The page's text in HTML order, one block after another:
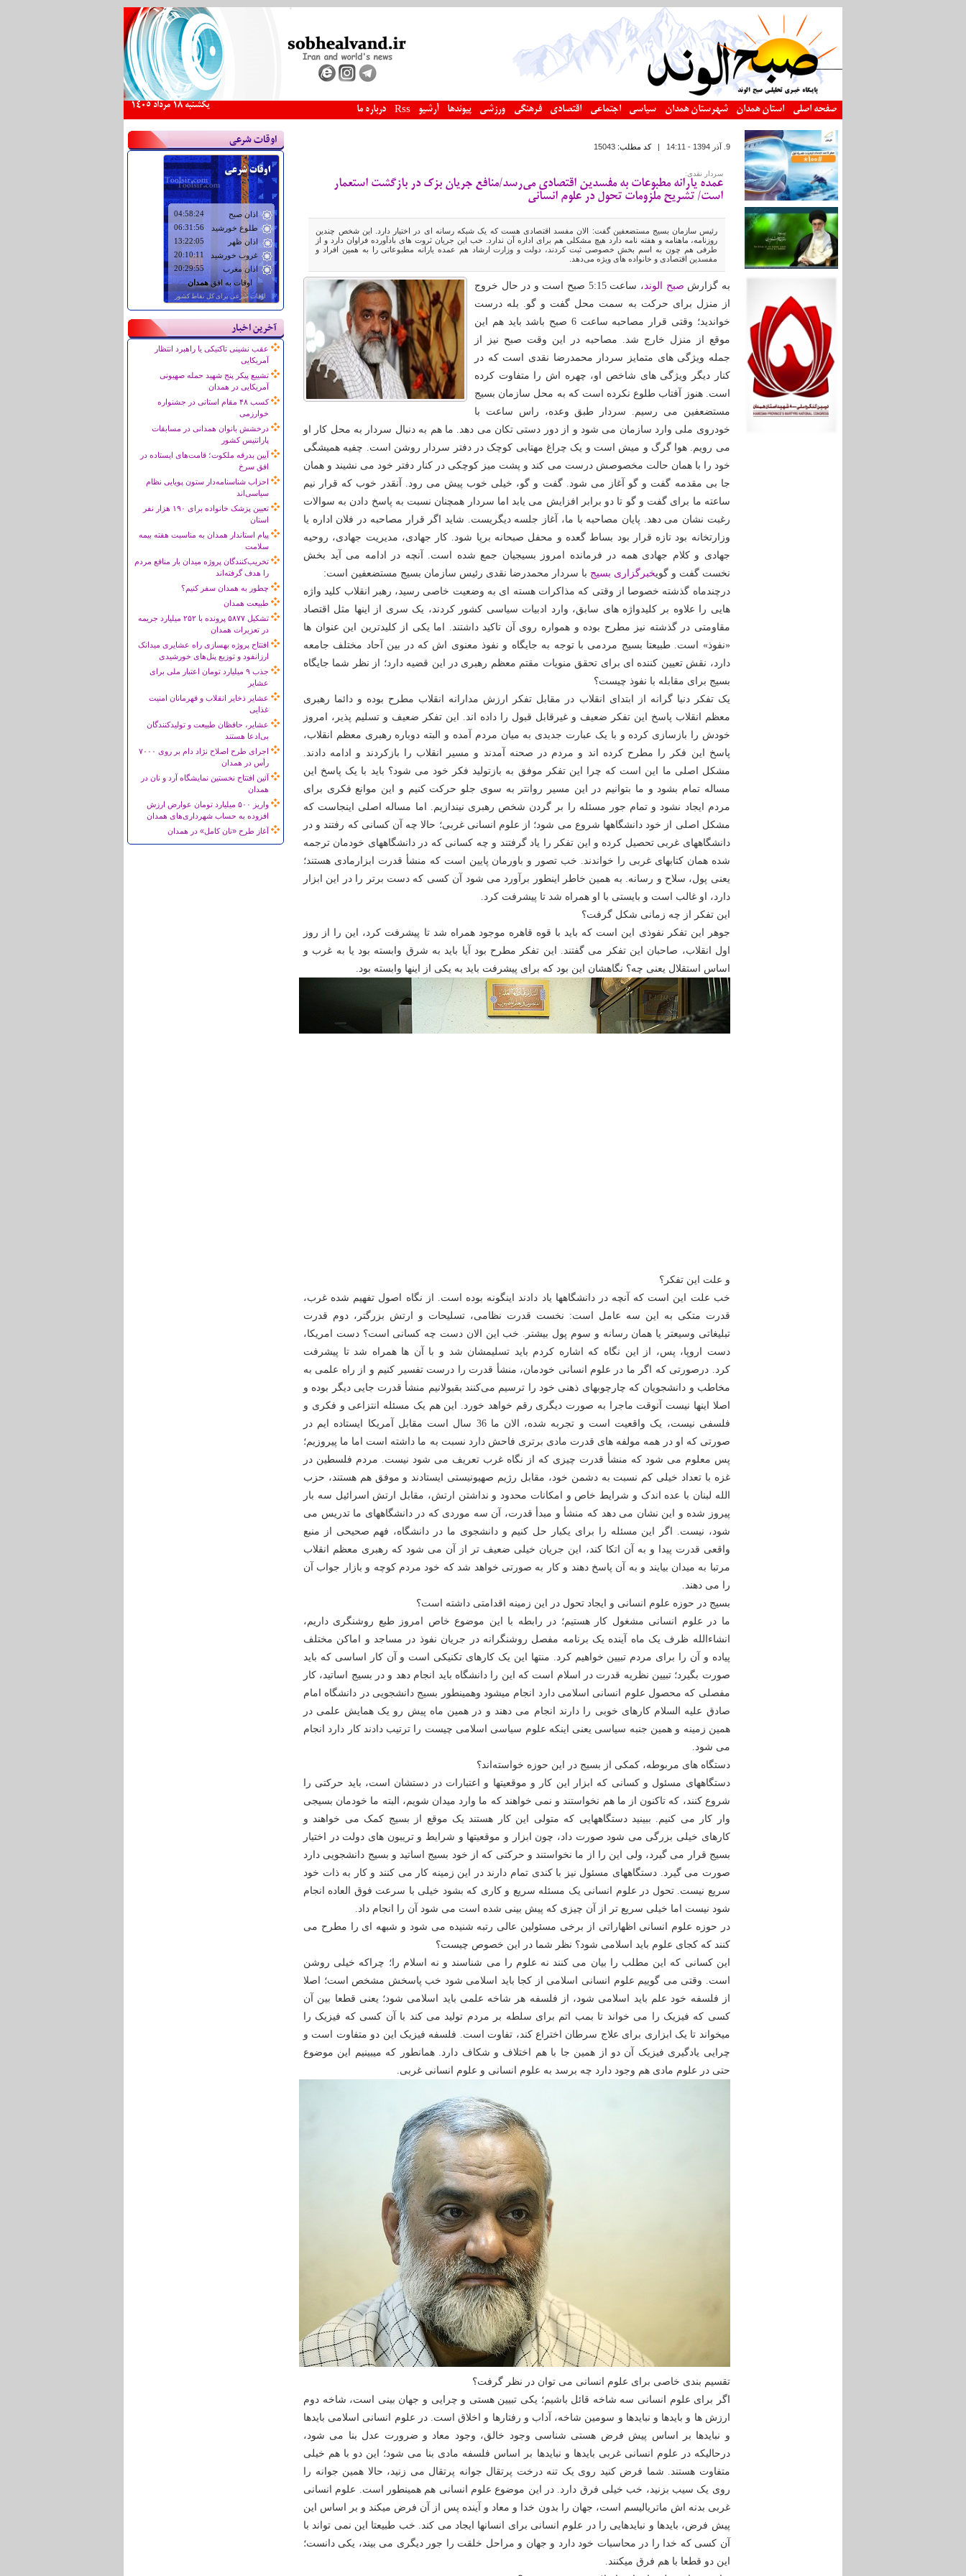
صفحه اصلی استان همدان شهرستان همدان سیاسی اجتماعی اقتصادی فرهنگی ورزشی پیوندها آرشیو Rss درباره ما يكشنبه 18 مرداد 1405
اوقات شرعی
آخرین اخبار
عقب نشینی تاکتیکی یا راهبرد انتظار
آمریکایی
تشییع پیکر پنج شهید حمله صهیونی
آمریکایی در همدان
کسب ۴۸ مقام استانی در جشنواره
خوارزمی
درخشش بانوان همدانی در مسابقات
پاراتنیس کشور
آیین بدرقه ملکوت؛ قامت‌های ایستاده در
افق سرخ
احزاب شناسنامه‌دار ستون پویایی نظام
سیاسی‌اند
تعیین پزشک خانواده برای ۱۹۰ هزار نفر
استان
پیام استاندار همدان به مناسبت هفته بیمه
سلامت
تخریب‌کنندگان پروژه میدان بار منافع مردم
را هدف گرفته‌اند
چطور به همدان سفر کنیم؟
طبیعت همدان
تشکیل ۵۸۷۷ پرونده با ۲۵۲ میلیارد جریمه
در تعزیرات همدان
افتتاح پروژه بهسازی راه عشایری میدانک
ارزانفود و توزیع پنل‌های خورشیدی
جذب ۹ میلیارد تومان اعتبار ملی برای
عشایر
عشایر ذخایر انقلاب و قهرمانان امنیت
غذایی
عشایر، حافظان طبیعت و تولیدکنندگان
بی‌ادعا هستند
اجرای طرح اصلاح نژاد دام بر روی ۷۰۰۰
رأس در همدان
آئین افتتاح نخستین نمایشگاه آرد و نان در
همدان
واریز ۵۰۰ میلیارد تومان عوارض ارزش
افزوده به حساب شهرداری‌های همدان
آغاز طرح «نان کامل» در همدان
9. آذر 1394 - 14:11 |کد مطلب:15043
سردار نقدی:
عمده یارانه مطبوعات به مفسدین اقتصادی می‌رسد/منافع جریان بزک در بازگشت استعمار
است/ تشریح ملزومات تحول در علوم انسانی
رئیس سازمان بسیج مستضعفین گفت: الان مفسد اقتصادی هست که یک شبکه رسانه ای در اختیار دارد. این شخص چندین
روزنامه، ماهنامه و هفته نامه دارد هیچ مشکلی هم برای اداره آن ندارد. خب این جریان ثروت های بادآورده فراوان دارد و از
طرفی هم چون به اسم بخش خصوصی ثبت کردند، دولت و وزارت ارشاد هم عمده یارانه مطبوعاتی را به همین افراد و
مفسدین اقتصادی و خانواده های ویژه می‌دهد.
به گزارش صبح الوند ،
ساعت 5:15 صبح است و در حال خروج
از منزل برای حرکت به سمت محل گفت و گو. بله درست
خواندید؛ وقتی قرار مصاحبه ساعت 6 صبح باشد باید هم این
موقع از منزل خارج شد. مصاحبه در این وقت صبح نیز از
جمله ویژگی های متمایز سردار محمدرضا نقدی است که در
کنار دیگر ویژگی های شاخص او، چهره اش را متفاوت کرده
است. هنوز آفتاب طلوع نکرده است که به محل سازمان بسیج
مستضعفین می رسیم. سردار طبق وعده، راس ساعت با
خودروی ملی وارد سازمان می شود و از دور دستی تکان می دهد. ما هم به دنبال سردار به محل کار او
می رویم. هوا گرگ و میش است و یک چراغ مهتابی کوچک در دفتر سردار روشن است. چفیه همیشگی
خود را با همان حالت مخصوصش درست می کند و پشت میز کوچکی در کنار دفتر خود می نشیند و همان
جا بی مقدمه گفت و گو آغاز می شود. گفت و گو، خیلی خوب پیش می رود. آنقدر خوب که قرار نیم
ساعته ما برای گفت و گو تا دو برابر افزایش می یابد اما سردار همچنان نسبت به پاسخ دادن به سوالات
رغبت نشان می دهد. پایان مصاحبه با ما، آغاز جلسه دیگریست. شاید اگر قرار مصاحبه در فلان اداره یا
وزارتخانه بود تازه قرار بود بساط گعده و محفل صبحانه برپا شود. کار جهادی، مدیریت جهادی، روحیه
جهادی و کلام جهادی همه در فرمانده امروز بسیجیان جمع شده است. آنچه در ادامه می آید بخش
نخست گفت و گویخبرگزاری بسیج با سردار محمدرضا نقدی رئیس سازمان بسیج مستضعفین است:
درچندماه گذشته خصوصا از وقتی که مذاکرات هسته ای به وضعیت خاصی رسید، رهبر انقلاب کلید واژه
هایی را علاوه بر کلیدواژه های سابق، وارد ادبیات سیاسی کشور کردند، یک سری از اینها مثل اقتصاد
مقاومتی در گذشته نیز مطرح بوده و همواره روی آن تاکید داشتند. اما یکی از کلیدترین این عنوان ها
«نفوذ» است. طبیعتا بسیج مردمی با توجه به جایگاه و نفوذ معنوی اش که در بین آحاد مختلف جامعه
دارد، نقش تعیین کننده ای برای تحقق منویات مقتم معظم رهبری در این قضیه دارد؛ از نظر شما جایگاه
بسیج برای مقابله با نفوذ چیست؟
یک تفکر دنیا گرانه از ابتدای انقلاب در مقابل تفکر ارزش مدارانه انقلاب مطرح بوده و دائما رهبری
معظم انقلاب پاسخ این تفکر ضعیف و غیرقابل قبول را داده اند. این تفکر ضعیف و تسلیم پذیر، امروز
خودش را بازسازی کرده و با یک عبارت جدیدی به میان مردم آمده و البته دوباره رهبری معظم انقلاب،
پاسخ این فکر را مطرح کرده اند و مردم در صحنه آمدند و مسیر انقلاب را بازکردند و ادامه دادند.
مشکل اصلی ما این است که چرا این تفکر موفق به بازتولید فکر خود می شود؟ باید با یک پاسخ این
مساله تمام بشود و ما بتوانیم در این مسیر روانتر به سوی جلو حرکت کنیم و این موانع فکری برای
مردم ایجاد نشود و تمام جور مسئله را بر گردن شخص رهبری نیندازیم. اما مساله اصلی اینجاست که
مشکل اصلی از خود دانشگاهها شروع می شود؛ از علوم انسانی غربی؛ حالا چه آن کسانی که رفتند و در
دانشگاههای غربی تحصیل کرده و این تفکر را یاد گرفتند و چه کسانی که در دانشگاههای خودمان ترجمه
شده همان کتابهای غربی را خواندند. خب تصور و باورمان پایین است که منشأ قدرت ابزارمادی هستند؛
یعنی پول، سلاح و رسانه. به همین خاطر اینطور برآورد می شود آن کسی که دست برتر را در این ابزار
دارد، او غالب است و بایستی با او همراه شد تا پیشرفت کرد.
این تفکر از چه زمانی شکل گرفت؟
جوهر این تفکر نفوذی این است که باید با قوه قاهره موجود همراه شد تا پیشرفت کرد، این را از روز
اول انقلاب، صاحبان این تفکر می گفتند. این تفکر مطرح بود آیا باید به شرق وابسته بود یا به غرب و
اساس استقلال یعنی چه؟ نگاهشان این بود که برای پیشرفت باید به یکی از اینها وابسته بود.
و علت این تفکر؟
خب علت این است که آنچه در دانشگاهها یاد دادند اینگونه بوده است. از نگاه اصول تفهیم شده غرب،
قدرت متکی به این سه عامل است: نخست قدرت نظامی، تسلیحات و ارتش بزرگتر، دوم قدرت
تبلیغاتی وسیعتر یا همان رسانه و سوم پول بیشتر. خب این الان دست چه کسانی است؟ دست امریکا،
دست اروپا، پس، از این نگاه که اشاره کردم باید تسلیمشان شد و با آن ها همراه شد تا پیشرفت
کرد. درصورتی که اگر ما در علوم انسانی خودمان، منشأ قدرت را درست تفسیر کنیم و از راه علمی به
مخاطب و دانشجویان که چارچوبهای ذهنی خود را ترسیم می‌‎کنند بقبولانیم منشأ قدرت جایی دیگر بوده و
اصلا اینها نیست آنوقت ماجرا به صورت دیگری رقم خواهد خورد. این هم یک مسئله انتزاعی و فکری و
فلسفی نیست، یک واقعیت است و تجربه شده، الان ما 36 سال است مقابل آمریکا ایستاده ایم در
صورتی که او در همه مولفه های قدرت مادی برتری فاحش دارد نسبت به ما داشته است اما ما پیروزیم؛
پس معلوم می شود که منشأ قدرت چیزی که از نگاه غرب تعریف می شود نیست. مردم فلسطین در
غزه با تعداد خیلی کم نسبت به دشمن خود، مقابل رژیم صهیونیستی ایستادند و موفق هم هستند، حزب
الله لبنان با عده اندک و شرایط خاص و امکانات محدود و نداشتن ارتش، مقابل ارتش اسرائیل سه بار
پیروز شده و این نشان می دهد که منشأ و مبدأ قدرت، آن سه موردی که در دانشگاههای ما تدریس می
شود، نیست. اگر این مسئله را برای یکبار حل کنیم و دانشجوی ما در دانشگاه، فهم صحیحی از منبع
واقعی قدرت پیدا و به آن اتکا کند، این جریان خیلی ضعیف تر از آن می شود که رهبری معظم انقلاب
مرتبا به میدان بیایند و به آن پاسخ دهند و کار به صورتی خواهد شد که خود مردم کوچه و بازار جواب آن
را می دهند.
بسیج در حوزه علوم انسانی و ایجاد تحول در این زمینه اقدامتی داشته است؟
ما در علوم انسانی مشغول کار هستیم؛ در رابطه با این موضوع خاص امروز طبع روشنگری داریم،
انشاءالله ظرف یک ماه آینده یک برنامه مفصل روشنگرانه در جریان نفوذ در مساجد و اماکن مختلف
پیاده و آن را برای مردم تبیین خواهیم کرد. منتها این یک کارهای تکنیکی است و آن کار اساسی که باید
صورت بگیرد؛ تبیین نظریه قدرت در اسلام است که این را دانشگاه باید انجام دهد و در بسیج اساتید، کار
مفصلی که محصول علوم انسانی اسلامی دارد انجام میشود وهمینطور بسیج دانشجویی در دانشگاه امام
صادق علیه السلام کارهای خوبی را دارند انجام می دهند و در همین ماه پیش رو یک همایش علمی در
همین زمینه و همین جنبه سیاسی یعنی اینکه علوم سیاسی اسلامی چیست را ترتیب دادند کار دارد انجام
می شود.
دستگاه های مربوطه، کمکی از بسیج در این حوزه خواسته‌اند؟
دستگاههای مسئول و کسانی که ابزار این کار و موقعیتها و اعتبارات در دستشان است، باید حرکتی را
شروع کنند، که تاکنون از ما هم نخواستند و نمی خواهند که ما وارد میدان شویم، البته ما خودمان بسیجی
وار کار می کنیم. ببینید دستگاههایی که متولی این کار هستند یک موقع از بسیج کمک می خواهند و
کارهای خیلی بزرگی می شود صورت داد، چون ابزار و موقعیتها و شرایط و تریبون های دولت در اختیار
بسیج قرار می گیرد، ولی این را از ما نخواستند و حرکتی که از خود بسیج اساتید و بسیج دانشجویی دارد
صورت می گیرد. دستگاههای مسئول نیز با کندی تمام دارند در این زمینه کار می کنند و کار به ذات خود
سریع نیست. تحول در علوم انسانی یک مسئله سریع و کاری که بشود خیلی با سرعت فوق العاده انجام
شود نیست اما خیلی سریع تر از آن چیزی که پیش بینی شده است می شود آن را انجام داد.
در حوزه علوم انسانی اظهاراتی از برخی مسئولین عالی رتبه شنیده می شود و شبهه ای را مطرح می
کنند که کجای علوم باید اسلامی شود؟ نظر شما در این خصوص چیست؟
این کسانی که این مطلب را بیان می کنند نه علوم را می شناسند و نه اسلام را؛ چراکه خیلی روشن
است. وقتی می گوییم علوم انسانی اسلامی از کجا باید اسلامی شود خب پاسخش مشخص است؛ اصلا
از فلسفه خود علم باید اسلامی شود، از فلسفه هر شاخه علمی باید اسلامی شود؛ یعنی قطعا بین آن
کسی که فیزیک را می خواند تا بمب اتم برای سلطه بر مردم تولید می کند با آن کسی که فیزیک را
می‎خواند تا یک ابزاری برای علاج سرطان اختراع کند، تفاوت است. فلسفه فیزیک این دو متفاوت است و
چرایی یادگیری فیزیک آن دو از همین جا با هم اختلاف و شکاف دارد. همانطور که میبینیم این موضوع
حتی در علوم مادی هم وجود دارد چه برسد به علوم انسانی و علوم انسانی غربی.
تقسیم بندی خاصی برای علوم انسانی می توان در نظر گرفت؟
اگر برای علوم انسانی سه شاخه قائل باشیم؛ یکی تبیین هستی و چرایی و جهان بینی است، شاخه دوم
ارزش ها و بایدها و نبایدها و سومین شاخه، آداب و رفتارها و اخلاق است. در علوم انسانی اسلامی بایدها
و نبایدها بر اساس پیش فرض هستی شناسی وجود خالق، وجود معاد و ضرورت عدل بنا می شود،
درحالیکه در علوم انسانی غربی بایدها و نبایدها بر اساس فلسفه مادی بنا می شود؛ این دو با هم خیلی
متفاوت هستند. شما فرض کنید روی یک تنه درخت پرتقال جوانه پرتقال می زنید، حالا همین جوانه را
روی یک سیب بزنید، خب خیلی فرق دارد. در این موضوع علوم انسانی هم همینطور است. علوم انسانی
غربی بدنه اش ماتریالیسم است، جهان را بدون خدا و معاد و آینده پس از آن فرض می‎کند و بر اساس این
پیش فرض، بایدها و نبایدهایی را در علوم انسانی برای انسانها ایجاد می کند. خب طبیعتا این نمی تواند با
آن کسی که خدا را در محاسبات خود دارد و جهان و مراحل خلقت را جور دیگری می بیند، یکی دانست؛
این دو قطعا با هم فرق می‎کنند.